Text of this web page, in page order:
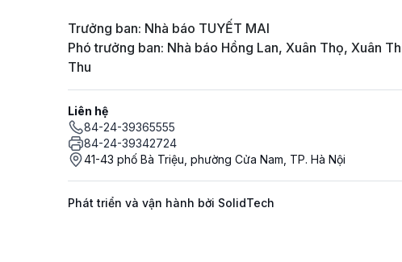
Trưởng ban: Nhà báo TUYẾT MAI
Phó trưởng ban: Nhà báo Hồng Lan, Xuân Thọ, Xuân
Thu
Liên hệ
84-24-39365555
84-24-39342724
41-43 phố Bà Triệu, phường Cửa Nam, TP. Hà Nội
Phát triển và vận hành bởi SolidTech